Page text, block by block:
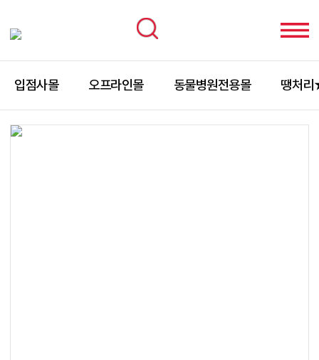
입점사몰 오프라인몰 동물병원전용몰 땡처